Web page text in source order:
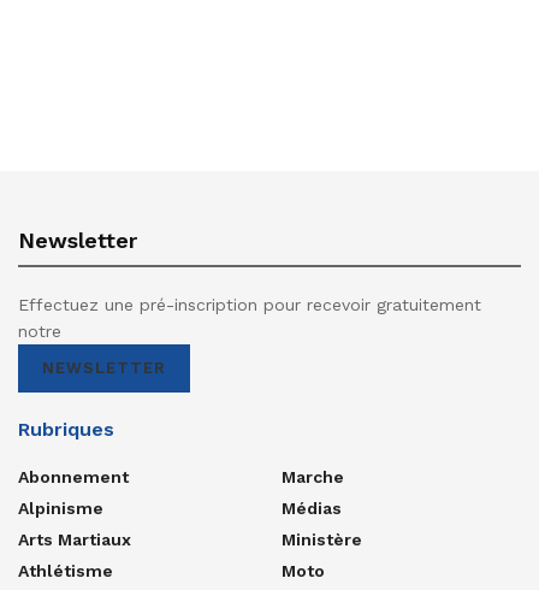
Newsletter
Effectuez une pré-inscription pour recevoir gratuitement
notre
NEWSLETTER
Rubriques
Abonnement
Alpinisme
Arts Martiaux
Athlétisme
Marche
Médias
Ministère
Moto